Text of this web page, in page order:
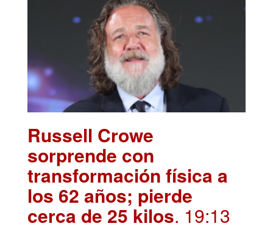
Russell Crowe
sorprende con
transformación física a
los 62 años; pierde
cerca de 25 kilos. 19:13